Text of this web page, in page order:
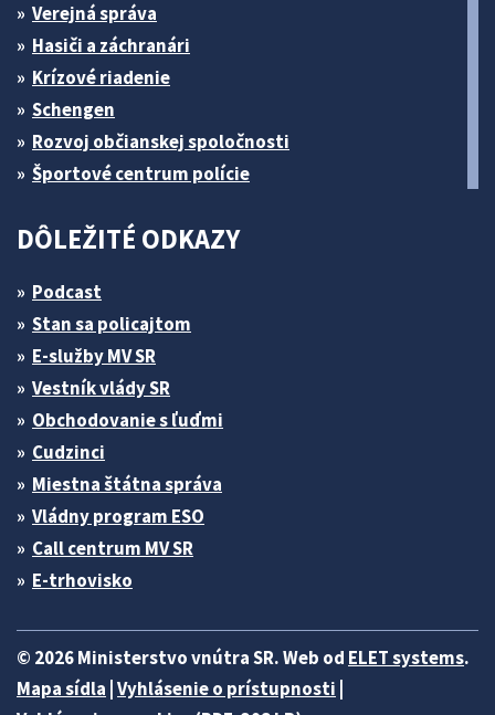
Verejná správa
Hasiči a záchranári
Krízové riadenie
Schengen
Rozvoj občianskej spoločnosti
Športové centrum polície
DÔLEŽITÉ ODKAZY
Podcast
Stan sa policajtom
E-služby MV SR
Vestník vlády SR
Obchodovanie s ľuďmi
Cudzinci
Miestna štátna správa
Vládny program ESO
Call centrum MV SR
E-trhovisko
© 2026 Ministerstvo vnútra SR. Web od ELET systems.
Mapa sídla Vyhlásenie o prístupnosti